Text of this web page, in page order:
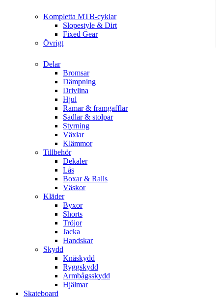
Kompletta MTB-cyklar
Slopestyle & Dirt
Fixed Gear
Övrigt
Delar
Bromsar
Dämpning
Drivlina
Hjul
Ramar & framgafflar
Sadlar & stolpar
Styrning
Växlar
Klämmor
Tillbehör
Dekaler
Lås
Boxar & Rails
Väskor
Kläder
Byxor
Shorts
Tröjor
Jacka
Handskar
Skydd
Knäskydd
Ryggskydd
Armbågsskydd
Hjälmar
Skateboard